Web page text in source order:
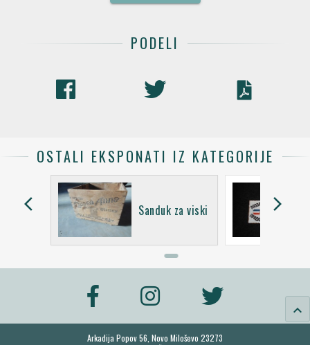
PODELI
OSTALI EKSPONATI IZ KATEGORIJE
arrow_back_ios Sanduk za viski arrow_forward_ios
keyboard_arrow_up
Arkadija Popov 56, Novo Miloševo 23273